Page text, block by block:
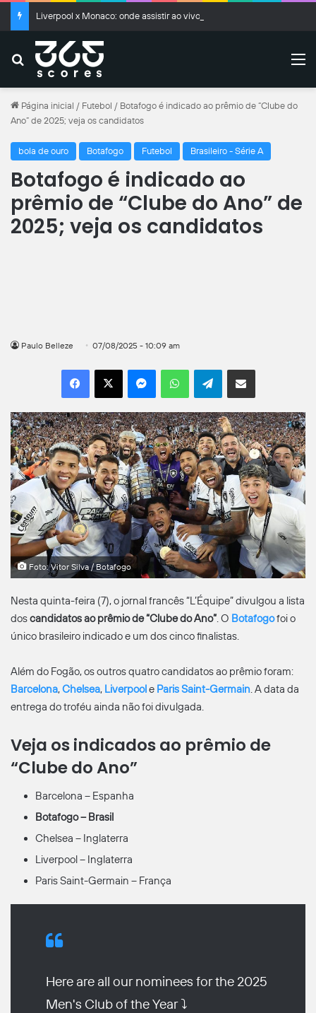
Buscar
Página inicial / Futebol / Botafogo é indicado ao prêmio de “Clube do
Ano” de 2025; veja os candidatos
bola de ouro Botafogo Futebol Brasileiro - Série A
Botafogo é indicado ao
prêmio de “Clube do Ano” de
2025; veja os candidatos
Paulo Belleze 07/08/2025 - 10:09 am
Facebook
X MessengerWhatsAppTelegramCompartilhar por e-mail
Foto: Vitor Silva / Botafogo
Nesta quinta-feira (7), o jornal francês “L’Équipe” divulgou a lista
doscandidatos ao prêmio de “Clube do Ano”. O Botafogofoi o
único brasileiro indicado e um dos cinco finalistas.
Além do Fogão, os outros quatro candidatos ao prêmio foram:
Barcelona,Chelsea, Liverpoole Paris Saint-Germain. A data da
entrega do troféu ainda não foi divulgada.
Veja os indicados ao prêmio de
“Clube do Ano”
Barcelona – Espanha
Botafogo – Brasil
Chelsea – Inglaterra
Liverpool – Inglaterra
Paris Saint-Germain – França
Here are all our nominees for the 2025
Men's Club of the Year ⤵️